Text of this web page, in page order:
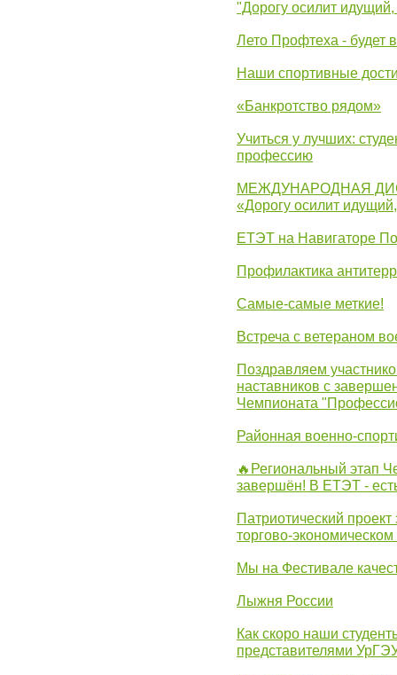
"Дорогу осилит
Лето Профтеха - будет
Наши спортивные
«Банкротство рядом»
Учиться у лучших:
профессию
МЕЖДУНАРОДНАЯ
«Дорогу осилит
ЕТЭТ на Навигаторе
Профилактика
Самые-самые меткие!
Встреча с ветераном
Поздравляем
наставников с
Чемпионата
Районная военно-
🔥Региональный этап
завершён! В ЕТЭТ -
Патриотический
торгово-
Мы на Фестивале
Лыжня России
Как скоро наши
представителями